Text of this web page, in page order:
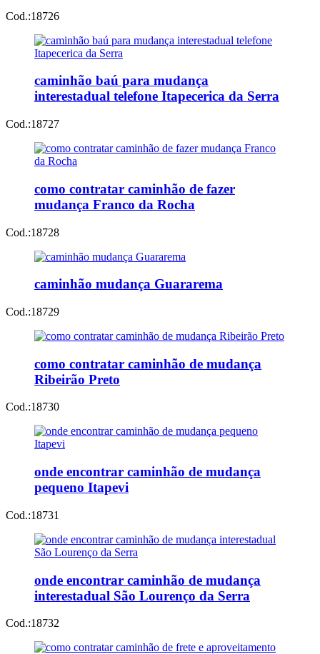
Cod.:18726
caminhão baú para mudança
interestadual telefone Itapecerica da Serra
Cod.:18727
como contratar caminhão de fazer
mudança Franco da Rocha
Cod.:18728
caminhão mudança Guararema
Cod.:18729
como contratar caminhão de mudança
Ribeirão Preto
Cod.:18730
onde encontrar caminhão de mudança
pequeno Itapevi
Cod.:18731
onde encontrar caminhão de mudança
interestadual São Lourenço da Serra
Cod.:18732